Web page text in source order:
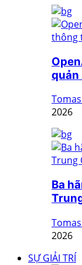
quản
2026
Ba
2026
SỰ GIẢI TRÍ